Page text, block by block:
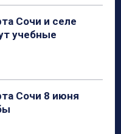
Сочи и селе
учебные
Сочи 8 июня